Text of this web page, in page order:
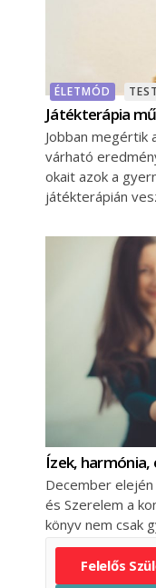
ÉLETMÓD
Játékterápia
Jobban megértik
várható
okait azok a
játékterápián
Ízek, harmónia,
December
és Szerelem a
könyv nem csak
Felelős